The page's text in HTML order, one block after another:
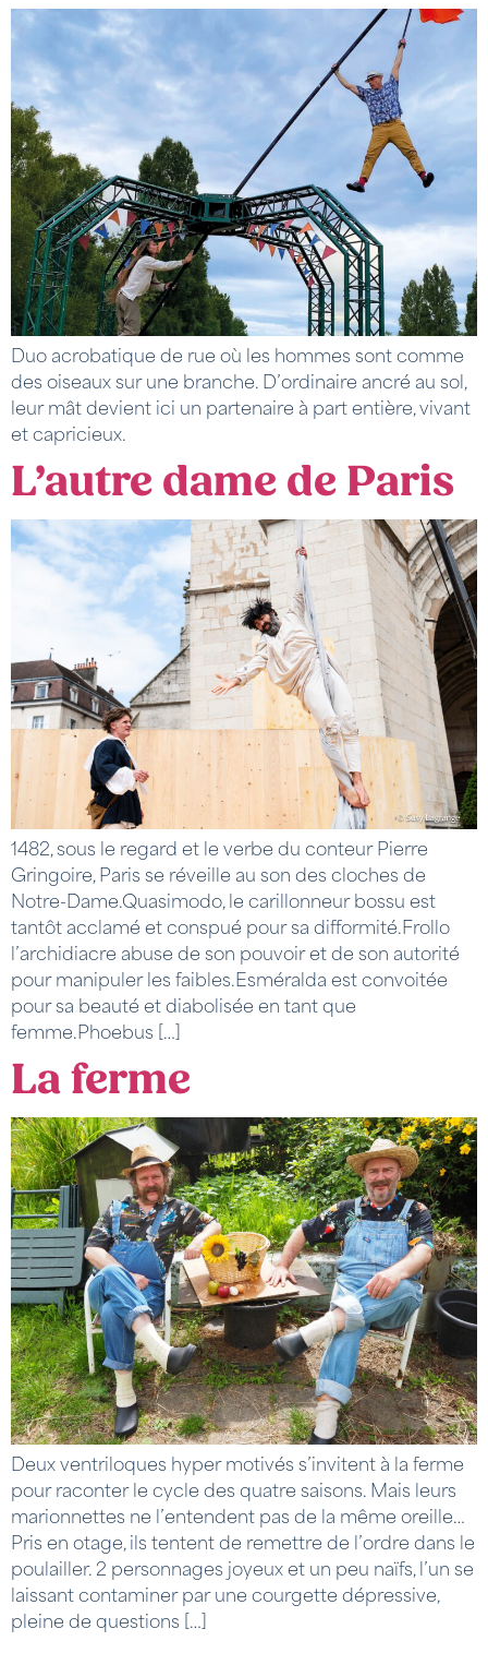
Duo acrobatique de rue où les hommes sont comme
des oiseaux sur une branche. D’ordinaire ancré au sol,
leur mât devient ici un partenaire à part entière, vivant
et capricieux.
L’autre dame de Paris
1482, sous le regard et le verbe du conteur Pierre
Gringoire, Paris se réveille au son des cloches de
Notre-Dame.Quasimodo, le carillonneur bossu est
tantôt acclamé et conspué pour sa difformité.Frollo
l’archidiacre abuse de son pouvoir et de son autorité
pour manipuler les faibles.Esméralda est convoitée
pour sa beauté et diabolisée en tant que
femme.Phoebus […]
La ferme
Deux ventriloques hyper motivés s’invitent à la ferme
pour raconter le cycle des quatre saisons. Mais leurs
marionnettes ne l’entendent pas de la même oreille…
Pris en otage, ils tentent de remettre de l’ordre dans le
poulailler. 2 personnages joyeux et un peu naïfs, l’un se
laissant contaminer par une courgette dépressive,
pleine de questions […]